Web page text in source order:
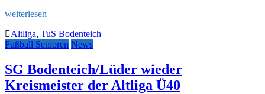
weiterlesen
Altliga, TuS Bodenteich
Fußball Senioren News
SG Bodenteich/Lüder wieder
Kreismeister der Altliga Ü40